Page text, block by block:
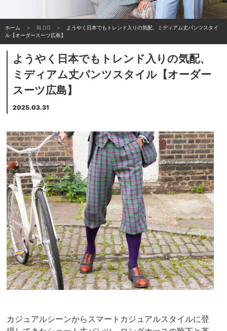
ホーム BLOG
ようやく日本でもトレンド入りの気配、ミディアム丈パンツスタイ
ル【オーダースーツ広島】
ようやく日本でもトレンド入りの気配、
ミディアム丈パンツスタイル【オーダー
スーツ広島】
2025.03.31
カジュアルシーンからスマートカジュアルスタイルに登